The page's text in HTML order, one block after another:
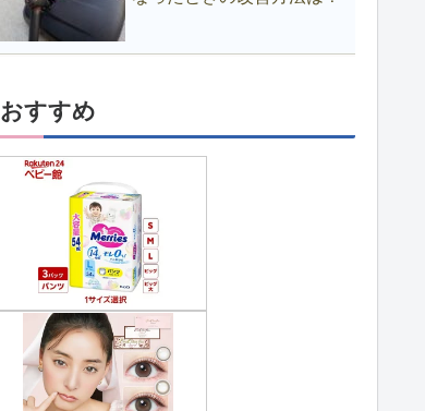
おすすめ